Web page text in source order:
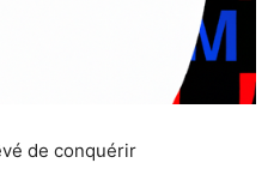
de conquérir